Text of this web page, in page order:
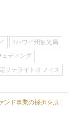
#ハワイ州観光局
ディング
サテライトオフィス
ンド事業の採択を頂